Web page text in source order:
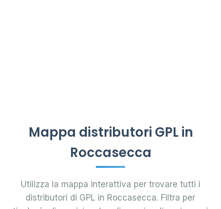
Mappa distributori GPL in
Roccasecca
Utilizza la mappa interattiva per trovare tutti i
distributori di GPL in Roccasecca. Filtra per